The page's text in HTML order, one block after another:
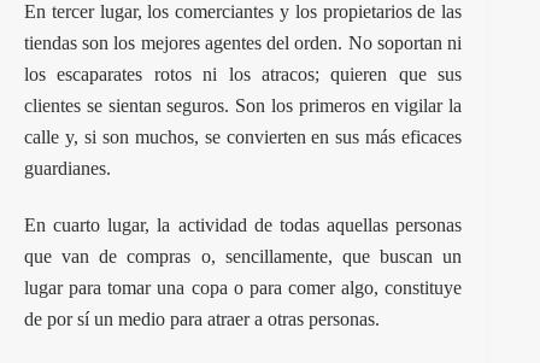
En tercer lugar, los comerciantes y los propietarios de las
tiendas son los mejores agentes del orden. No soportan ni
los escaparates rotos ni los atracos; quieren que sus
clientes se sientan seguros. Son los primeros en vigilar la
calle y, si son muchos, se convierten en sus más eficaces
guardianes.
En cuarto lugar, la actividad de todas aquellas personas
que van de compras o, sencillamente, que buscan un
lugar para tomar una copa o para comer algo, constituye
de por sí un medio para atraer a otras personas.